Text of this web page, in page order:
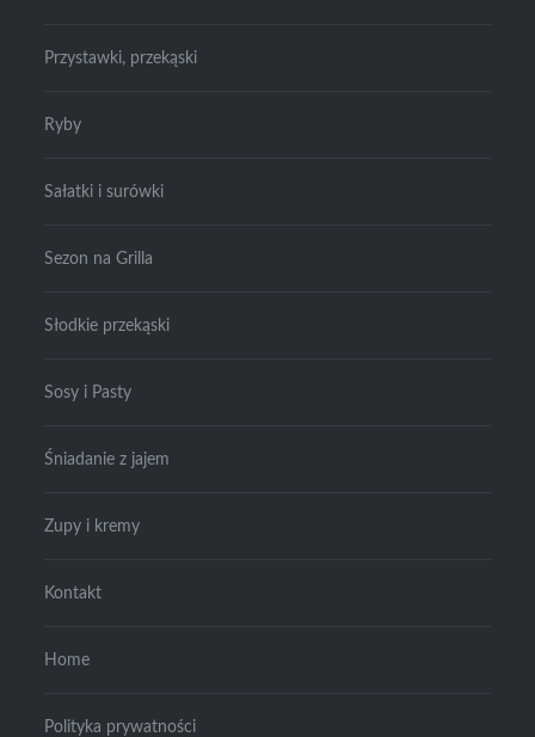
Przystawki, przekąski
Ryby
Sałatki i surówki
Sezon na Grilla
Słodkie przekąski
Sosy i Pasty
Śniadanie z jajem
Zupy i kremy
Kontakt
Home
Polityka prywatności